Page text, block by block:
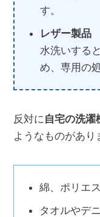
す。
レザー製品
水洗いする
め、専用の
反対に自宅の洗濯
ようなものがあり
綿、ポリエ
タオルやデ